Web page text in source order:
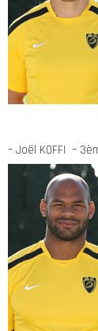
– Joël KOFFI –